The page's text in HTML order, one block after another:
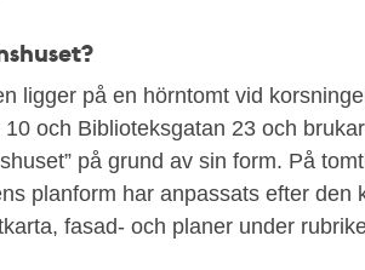
ligger på en hörntomt vid
10 och Biblioteksgatan 23 och
på grund av sin form. På
planform har anpassats efter den
fasad- och planer under